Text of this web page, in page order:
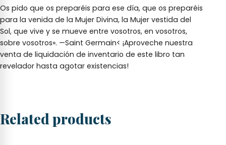
Os pido que os preparéis para ese día, que os preparéis
para la venida de la Mujer Divina, la Mujer vestida del
Sol, que vive y se mueve entre vosotros, en vosotros,
sobre vosotros». —Saint Germain< ¡Aproveche nuestra
venta de liquidación de inventario de este libro tan
revelador hasta agotar existencias!
Related products